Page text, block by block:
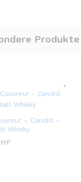
Produkte
– Candid –
Whisky